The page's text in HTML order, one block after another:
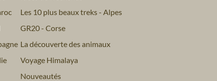
Les 10 plus beaux treks - Alpes
GR20 - Corse
La découverte des animaux
Voyage Himalaya
Nouveautés